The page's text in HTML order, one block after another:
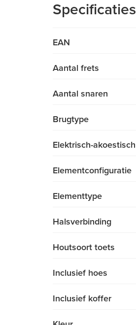
Specificaties
EAN
Aantal frets
Aantal snaren
Brugtype
Elektrisch-akoestisch
Elementconfiguratie
Elementtype
Halsverbinding
Houtsoort toets
Inclusief hoes
Inclusief koffer